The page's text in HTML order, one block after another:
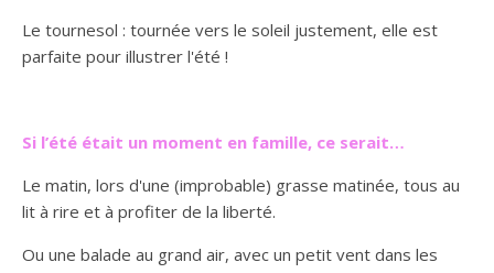
Le tournesol : tournée vers le soleil justement, elle est
parfaite pour illustrer l'été !
Si l’été était un moment en famille, ce serait…
Le matin, lors d'une (improbable) grasse matinée, tous au
lit à rire et à profiter de la liberté.
Ou une balade au grand air, avec un petit vent dans les